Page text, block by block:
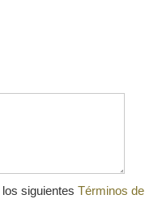
siguientes Términos de